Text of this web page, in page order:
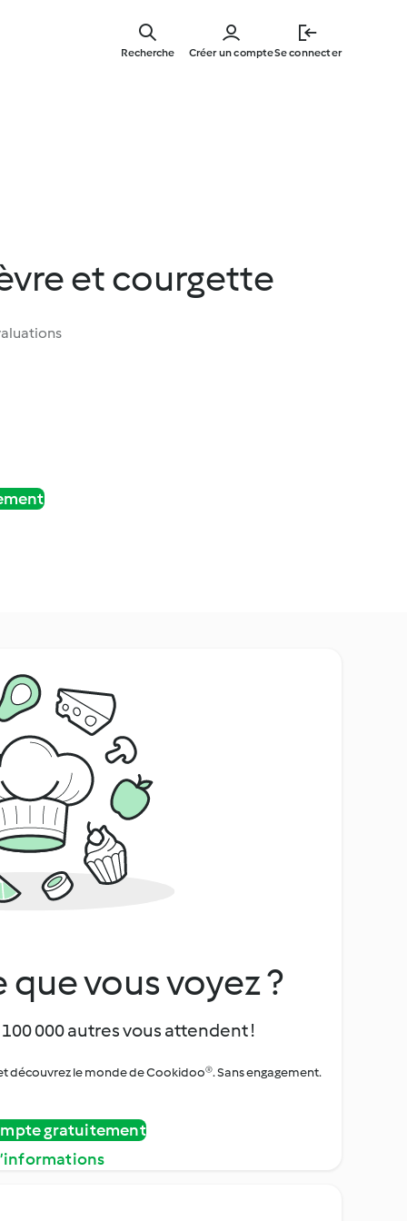
main
Créer un compteSe connecter
Recherche
et courgette
vous voyez ?
000 autres vous attendent !
découvrez le monde de Cookidoo®. Sans engagement.
gratuitement